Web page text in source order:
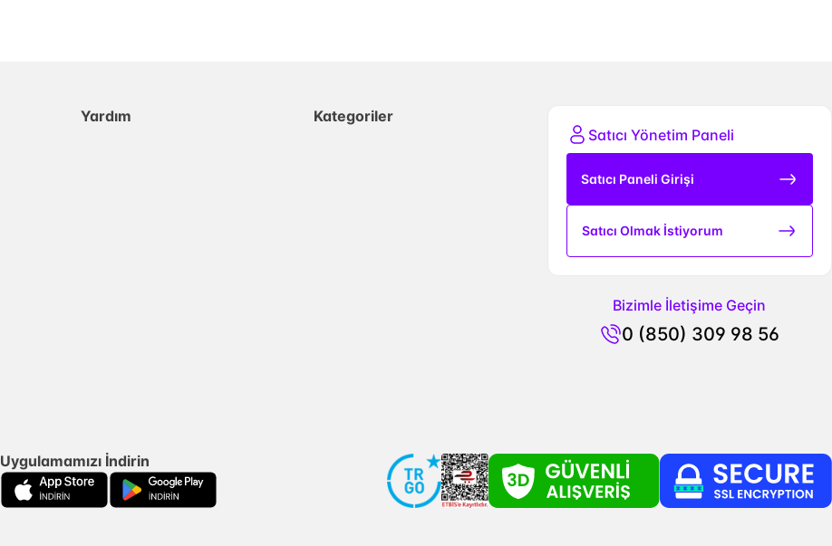
Yardım
Kategoriler
Satıcı Yönetim Paneli
Satıcı Paneli Girişi
Satıcı Olmak İstiyorum
Bizimle İletişime Geçin
0 (850) 309 98 56
Uygulamamızı İndirin